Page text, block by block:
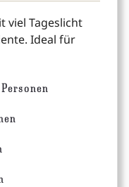
viel Tageslicht
Ideal für